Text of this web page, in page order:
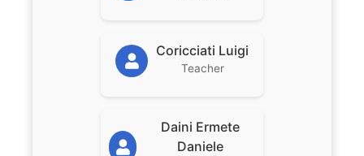
Coricciati Luigi
Teacher
Daini Ermete
Daniele